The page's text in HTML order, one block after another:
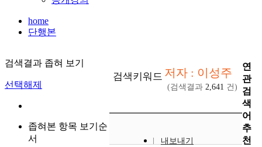
home
단행본
검색결과 좁혀 보기
선택해제
좁혀본 항목 보기순
서
검색키워드 저자 : 이성주
(검색결과 2,641 건)
내보내기
연
관
검
색
어
추
천